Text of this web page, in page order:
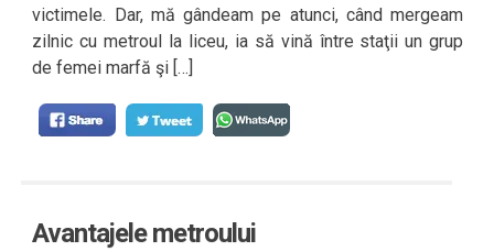
victimele. Dar, mă gândeam pe atunci, când mergeam
zilnic cu metroul la liceu, ia să vină între staţii un grup
de femei marfă şi […]
Avantajele metroului